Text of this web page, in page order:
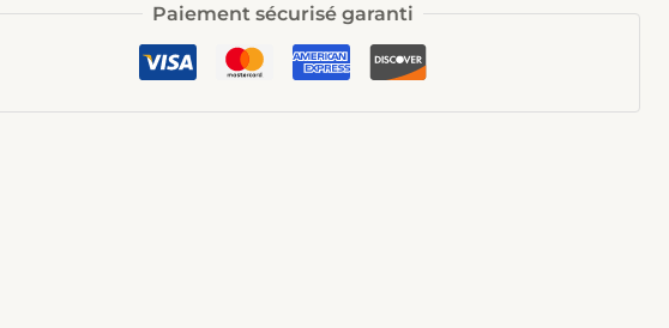
Paiement sécurisé garanti